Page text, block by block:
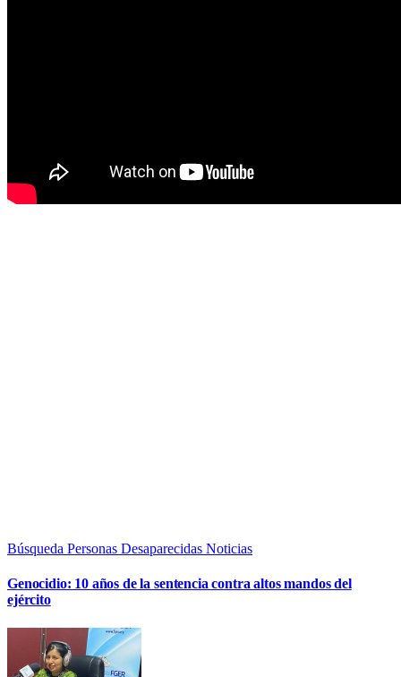
Búsqueda Personas Desaparecidas Noticias
Genocidio: 10 años de la sentencia contra altos mandos del
ejército